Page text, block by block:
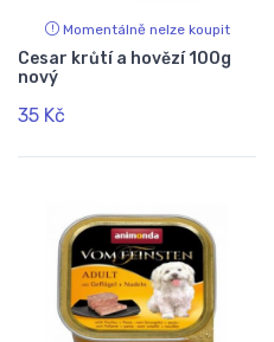
Momentálně nelze koupit
Cesar krůtí a hovězí 100g
nový
35 Kč